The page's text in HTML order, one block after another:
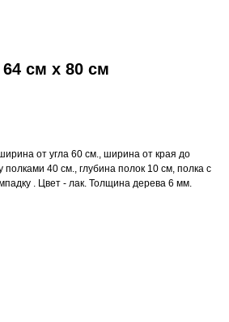
см х 80 см
от угла 60 см., ширина от края до
40 см., глубина полок 10 см, полка с
. Цвет - лак. Толщина дерева 6 мм.